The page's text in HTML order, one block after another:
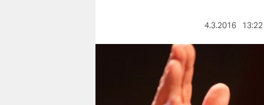
4.3.2016